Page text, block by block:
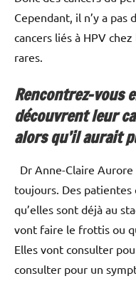
Cependant, il n’y a
cancers liés à HPV
rares.
Rencontrez-vous
découvrent leur
alors qu’il aurait
Dr Anne-Claire
toujours. Des
qu’elles sont déjà au
vont faire le frottis ou
Elles vont consulter
consulter pour un